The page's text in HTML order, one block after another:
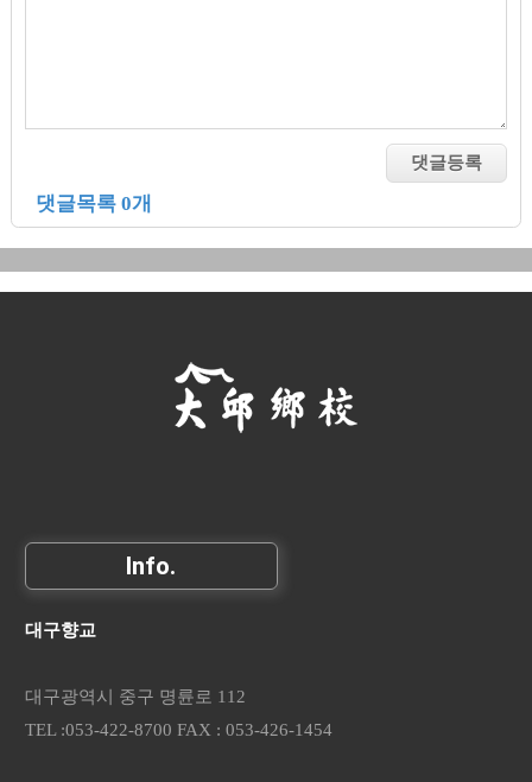
댓글목록 0개
Info.
대구향교
대구광역시 중구 명륜로 112
TEL :053-422-8700 FAX : 053-426-1454